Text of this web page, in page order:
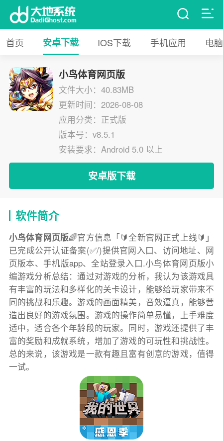
首页 安卓下载 IOS下载 手机应用 电
小鸟体育网页版
文件大小：40.83MB
更新时间：2026-08-08
应用分类：正式版
版本号：v8.5.1
安装要求：Android 5.0 以上
安卓版下载
软件简介
小鸟体育网页版🌈官方信息「🔰全新官网正式上线🔰」
已完成公开认证备案(✅/)提供官网入口、访问地址、网
页版本、手机版app、全站登录入口.小鸟体育网页版小
编游戏分析总结：通过对游戏的分析，我认为该游戏具
有丰富的玩法和多样化的关卡设计，能够给玩家带来不
同的挑战和乐趣。游戏的画面精美，音效逼真，能够营
造出良好的游戏氛围。游戏的操作简单易懂，上手难度
适中，适合各个年龄段的玩家。同时，游戏还提供了丰
富的奖励和成就系统，增加了游戏的可玩性和挑战性。
总的来说，该游戏是一款有趣且富有创意的游戏，值得
一试。